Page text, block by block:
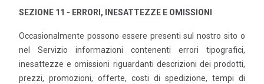
SEZIONE 11 - ERRORI, INESATTEZZE E OMISSIONI
Occasionalmente possono essere presenti sul nostro sito o
nel Servizio informazioni contenenti errori tipografici,
inesattezze e omissioni riguardanti descrizioni dei prodotti,
prezzi, promozioni, offerte, costi di spedizione, tempi di